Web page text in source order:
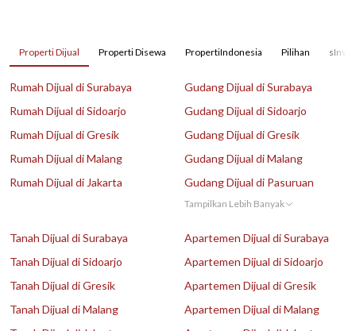
Properti Dijual Properti Disewa PropertiIndonesia Pilihan
Rumah Dijual di Surabaya
Rumah Dijual di Sidoarjo
Rumah Dijual di Gresik
Rumah Dijual di Malang
Rumah Dijual di Jakarta
Gudang Dijual di Surabaya
Gudang Dijual di Sidoarjo
Gudang Dijual di Gresik
Gudang Dijual di Malang
Gudang Dijual di Pasuruan
Tampilkan Lebih Banyak
Tanah Dijual di Surabaya
Tanah Dijual di Sidoarjo
Tanah Dijual di Gresik
Tanah Dijual di Malang
Apartemen Dijual di Surabaya
Apartemen Dijual di Sidoarjo
Apartemen Dijual di Gresik
Apartemen Dijual di Malang